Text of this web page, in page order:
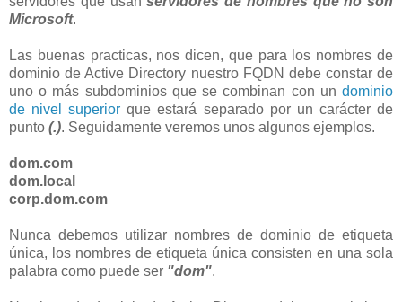
Microsoft.
Las buenas practicas, nos dicen, que para los nombres de
dominio de Active Directory nuestro FQDN debe constar de
uno o más subdominios que se combinan con un dominio
de nivel superior que estará separado por un carácter de
punto (.). Seguidamente veremos unos algunos ejemplos.
dom.com
dom.local
corp.dom.com
Nunca debemos utilizar nombres de dominio de etiqueta
única, los nombres de etiqueta única consisten en una sola
palabra como puede ser "dom".